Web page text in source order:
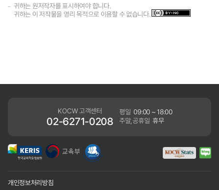
귀하는 원저작자를 표시하여야 합니다.
귀하는 이 저작물을 영리 목적으로 이용할 수 없습니다.
KOCW 고객센터
02-6271-0208
평일 09:00 ~ 18:00
주말,공휴일 휴무
개인정보처리방침